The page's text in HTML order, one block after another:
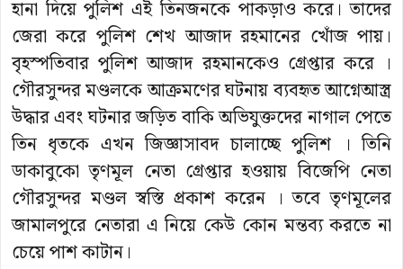
হানা দিয়ে পুলিশ এই তিনজনকে পাকড়াও করে। তাদের
জেরা করে পুলিশ শেখ আজাদ রহমানের খোঁজ পায়।
বৃহস্পতিবার পুলিশ আজাদ রহমানকেও গ্রেপ্তার করে ।
গৌরসুন্দর মণ্ডলকে আক্রমণের ঘটনায় ব্যবহৃত আগ্নেআস্ত্র
উদ্ধার এবং ঘটনার জড়িত বাকি অভিযুক্তদের নাগাল পেতে
তিন ধৃতকে এখন জিজ্ঞাসাবদ চালাচ্ছে পুলিশ । তিনি
ডাকাবুকো তৃণমূল নেতা গ্রেপ্তার হওয়ায় বিজেপি নেতা
গৌরসুন্দর মণ্ডল স্বস্তি প্রকাশ করেন । তবে তৃণমূলের
জামালপুরে নেতারা এ নিয়ে কেউ কোন মন্তব্য করতে না
চেয়ে পাশ কাটান।